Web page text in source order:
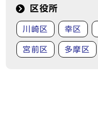
区役所
川崎区 幸区
宮前区 多摩区